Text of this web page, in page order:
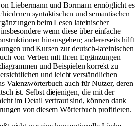
Liebermann und Bormann ermöglicht es
syntaktischen und semantischen
beim Lesen lateinischer
wenn diese über einfache
hinausgehen; andererseits hilft
und Kursen zur deutsch-lateinischen
von Verben mit ihren Ergänzungen
und Beispielen korrekt zu
und leicht verständlichen
Valenzwörterbuch auch für Nutzer, deren
ist. Selbst diejenigen, die mit der
im Detail vertraut sind, können dank
von diesem Wörterbuch profitieren.